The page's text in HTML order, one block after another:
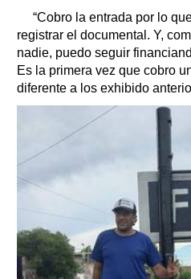
“Cobro la entrada por lo
registrar el documental. Y,
nadie, puedo seguir
Es la primera vez que cobro
diferente a los exhibido